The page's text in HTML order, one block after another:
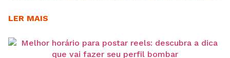
complexos sites corporativos. No entanto, ter um
conteúdo relevante não é suficiente para garantir o
sucesso online. Para isso, é crucial que seu site seja
LER MAIS